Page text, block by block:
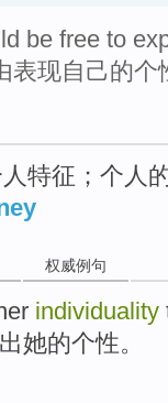
be free to
表现自己的个
特征；个人
权威例句
individuality
她的个性。